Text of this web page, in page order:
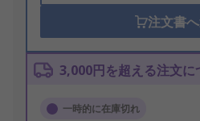
注文書
3,000円を超える注文
一時的に在庫切れ